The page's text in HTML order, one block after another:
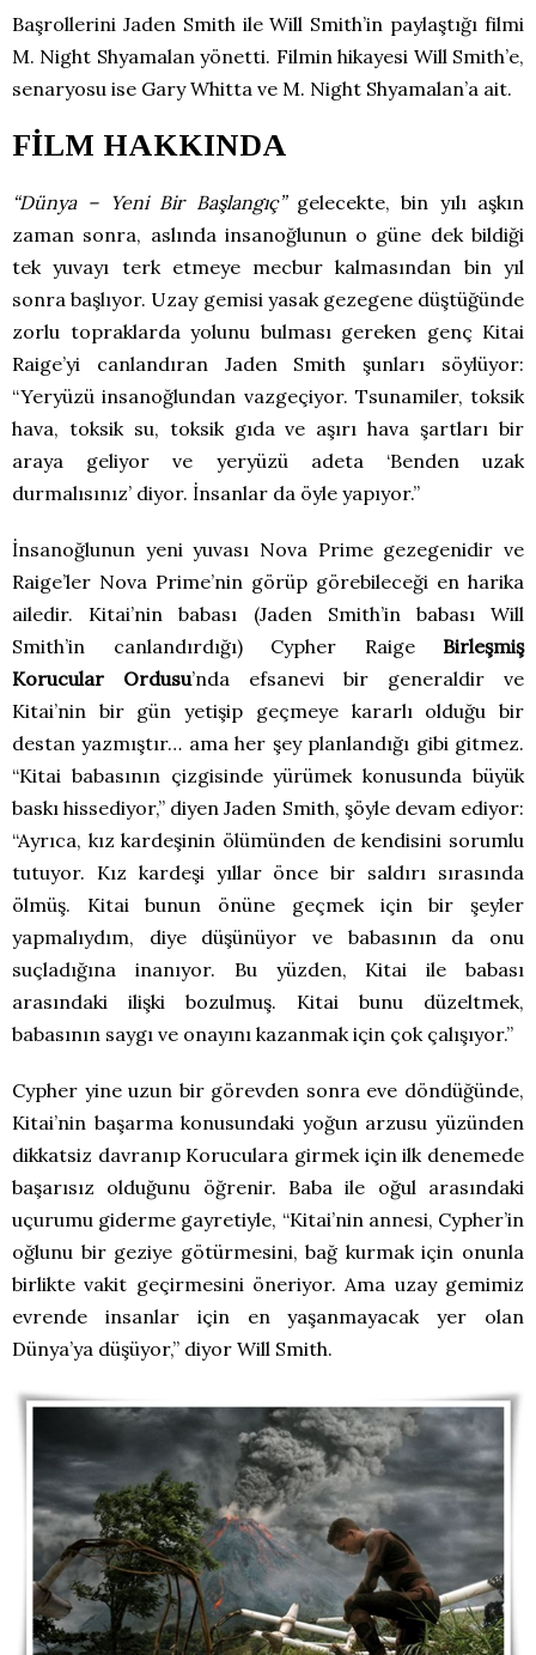
Başrollerini Jaden Smith ile Will Smith’in paylaştığı filmi
M. Night Shyamalan yönetti. Filmin hikayesi Will Smith’e,
senaryosu ise Gary Whitta ve M. Night Shyamalan’a ait.
FİLM HAKKINDA
“Dünya – Yeni Bir Başlangıç”gelecekte, bin yılı aşkın
zaman sonra, aslında insanoğlunun o güne dek bildiği
tek yuvayı terk etmeye mecbur kalmasından bin yıl
sonra başlıyor. Uzay gemisi yasak gezegene düştüğünde
zorlu topraklarda yolunu bulması gereken genç Kitai
Raige’yi canlandıran Jaden Smith şunları söylüyor:
“Yeryüzü insanoğlundan vazgeçiyor. Tsunamiler, toksik
hava, toksik su, toksik gıda ve aşırı hava şartları bir
araya geliyor ve yeryüzü adeta ‘Benden uzak
durmalısınız’ diyor. İnsanlar da öyle yapıyor.”
İnsanoğlunun yeni yuvası Nova Prime gezegenidir ve
Raige’ler Nova Prime’nin görüp görebileceği en harika
ailedir. Kitai’nin babası (Jaden Smith’in babası Will
Smith’in canlandırdığı) Cypher Raige Birleşmiş
Korucular Ordusu’nda efsanevi bir generaldir ve
Kitai’nin bir gün yetişip geçmeye kararlı olduğu bir
destan yazmıştır… ama her şey planlandığı gibi gitmez.
“Kitai babasının çizgisinde yürümek konusunda büyük
baskı hissediyor,” diyen Jaden Smith, şöyle devam ediyor:
“Ayrıca, kız kardeşinin ölümünden de kendisini sorumlu
tutuyor. Kız kardeşi yıllar önce bir saldırı sırasında
ölmüş. Kitai bunun önüne geçmek için bir şeyler
yapmalıydım, diye düşünüyor ve babasının da onu
suçladığına inanıyor. Bu yüzden, Kitai ile babası
arasındaki ilişki bozulmuş. Kitai bunu düzeltmek,
babasının saygı ve onayını kazanmak için çok çalışıyor.”
Cypher yine uzun bir görevden sonra eve döndüğünde,
Kitai’nin başarma konusundaki yoğun arzusu yüzünden
dikkatsiz davranıp Koruculara girmek için ilk denemede
başarısız olduğunu öğrenir. Baba ile oğul arasındaki
uçurumu giderme gayretiyle, “Kitai’nin annesi, Cypher’in
oğlunu bir geziye götürmesini, bağ kurmak için onunla
birlikte vakit geçirmesini öneriyor. Ama uzay gemimiz
evrende insanlar için en yaşanmayacak yer olan
Dünya’ya düşüyor,” diyor Will Smith.